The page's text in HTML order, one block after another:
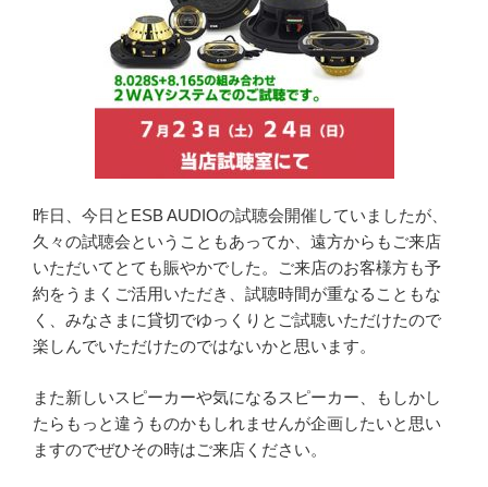
昨日、今日とESB AUDIOの試聴会開催していましたが、
久々の試聴会ということもあってか、遠方からもご来店
いただいてとても賑やかでした。ご来店のお客様方も予
約をうまくご活用いただき、試聴時間が重なることもな
く、みなさまに貸切でゆっくりとご試聴いただけたので
楽しんでいただけたのではないかと思います。
また新しいスピーカーや気になるスピーカー、もしかし
たらもっと違うものかもしれませんが企画したいと思い
ますのでぜひその時はご来店ください。